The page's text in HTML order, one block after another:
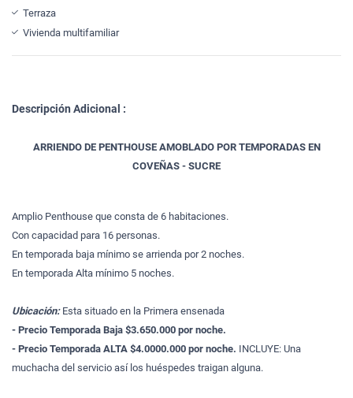
Terraza
Vivienda multifamiliar
Descripción Adicional :
ARRIENDO DE PENTHOUSE AMOBLADO POR TEMPORADAS EN
COVEÑAS - SUCRE
Amplio Penthouse que consta de 6 habitaciones.
Con capacidad para 16 personas.
En temporada baja mínimo se arrienda por 2 noches.
En temporada Alta mínimo 5 noches.
Ubicación:Esta situado en la Primera ensenada
- Precio Temporada Baja $3.650.000 por noche.
- Precio Temporada ALTA $4.0000.000 por noche. INCLUYE: Una
muchacha del servicio así los huéspedes traigan alguna.